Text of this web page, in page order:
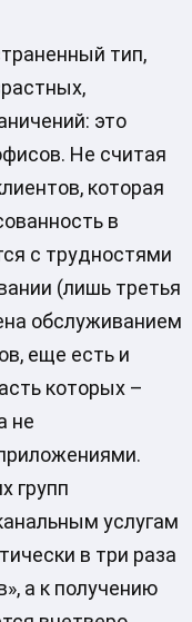
тип,
это
Не считая
которая
в
с трудностями
(лишь третья
обслуживанием
еще есть и
которых –
не
групп
услугам
в три раза
а к получению